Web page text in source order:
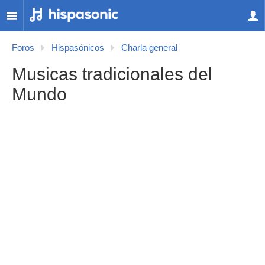
Foros Hispasónicos Charla general
Musicas tradicionales del
Mundo